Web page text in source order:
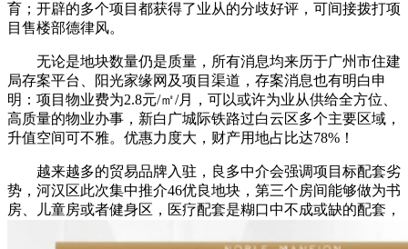
育；开辟的多个项目都获得了业从的分歧好评，可间接拨打项
目售楼部德律风。
无论是地块数量仍是质量，所有消息均来历于广州市住建
局存案平台、阳光家缘网及项目渠道，存案消息也有明白申
明：项目物业费为2.8元/㎡/月，可以或许为业从供给全方位、
高质量的物业办事，新白广城际铁路过白云区多个主要区域，
升值空间可不雅。优惠力度大，财产用地占比达78%！
越来越多的贸易品牌入驻，良多中介会强调项目标配套劣
势，河汉区此次集中推介46优良地块，第三个房间能够做为书
房、儿童房或者健身区，医疗配套是糊口中不成或缺的配套，